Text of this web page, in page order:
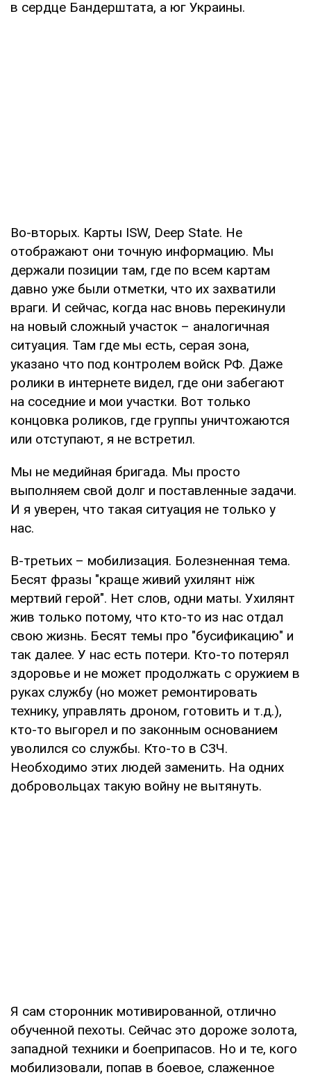
в сердце Бандерштата, а юг Украины.
Во-вторых. Карты ISW, Deep State. Не
отображают они точную информацию. Мы
держали позиции там, где по всем картам
давно уже были отметки, что их захватили
враги. И сейчас, когда нас вновь перекинули
на новый сложный участок – аналогичная
ситуация. Там где мы есть, серая зона,
указано что под контролем войск РФ. Даже
ролики в интернете видел, где они забегают
на соседние и мои участки. Вот только
концовка роликов, где группы уничтожаются
или отступают, я не встретил.
Мы не медийная бригада. Мы просто
выполняем свой долг и поставленные задачи.
И я уверен, что такая ситуация не только у
нас.
В-третьих – мобилизация. Болезненная тема.
Бесят фразы "краще живий ухилянт ніж
мертвий герой". Нет слов, одни маты. Ухилянт
жив только потому, что кто-то из нас отдал
свою жизнь. Бесят темы про "бусификацию" и
так далее. У нас есть потери. Кто-то потерял
здоровье и не может продолжать с оружием в
руках службу (но может ремонтировать
технику, управлять дроном, готовить и т.д.),
кто-то выгорел и по законным основанием
уволился со службы. Кто-то в СЗЧ.
Необходимо этих людей заменить. На одних
добровольцах такую войну не вытянуть.
Я сам сторонник мотивированной, отлично
обученной пехоты. Сейчас это дороже золота,
западной техники и боеприпасов. Но и те, кого
мобилизовали, попав в боевое, слаженное